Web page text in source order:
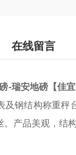
在线留言
-瑞安地磅【佳宜
及钢结构称重秤
。产品美观，结